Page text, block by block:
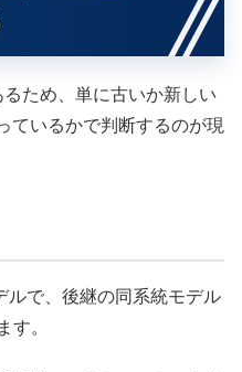
ため、単に古いか新しい
ているかで判断するのが現
ルで、後継の同系統モデル
す。